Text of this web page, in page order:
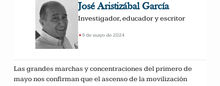
José Aristizábal García
Investigador, educador y escritor
•9 de mayo de 2024
Las grandes marchas y concentraciones del primero de
mayo nos confirman que el ascenso de la movilización